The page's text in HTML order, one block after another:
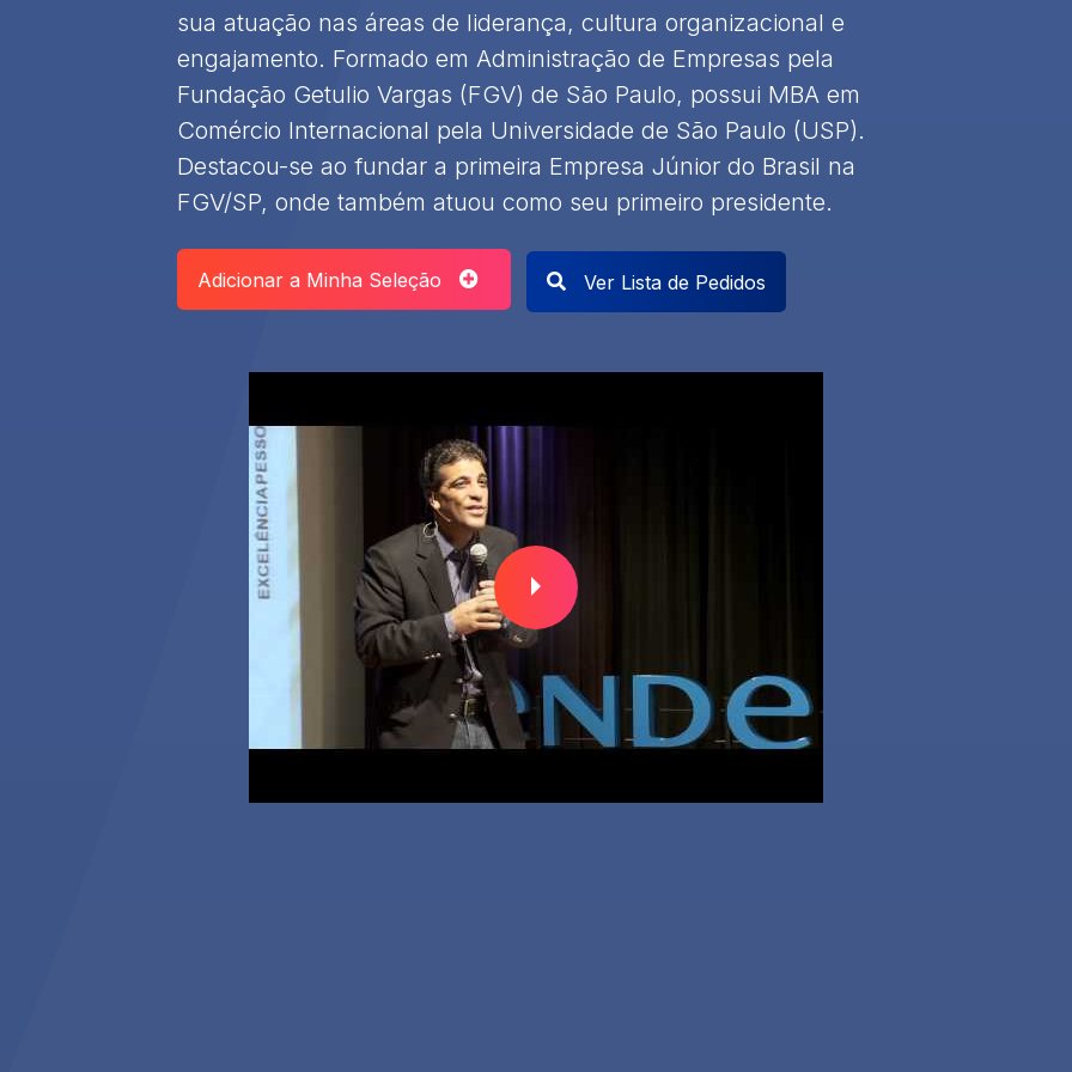
sua atuação nas áreas de liderança, cultura organizacional e
engajamento. Formado em Administração de Empresas pela
Fundação Getulio Vargas (FGV) de São Paulo, possui MBA em
Comércio Internacional pela Universidade de São Paulo (USP).
Destacou-se ao fundar a primeira Empresa Júnior do Brasil na
FGV/SP, onde também atuou como seu primeiro presidente. ​
Adicionar a Minha Seleção Ver Lista de Pedidos